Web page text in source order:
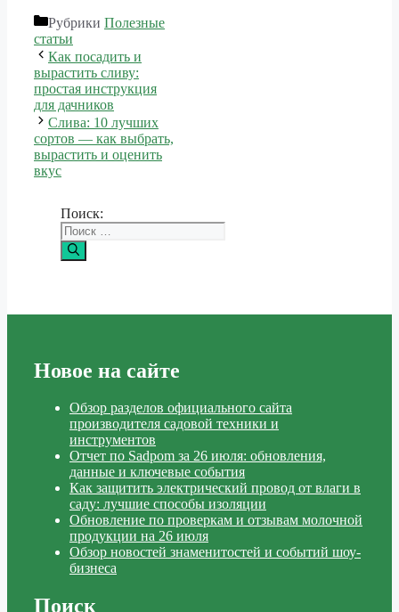
Рубрики Полезные
статьи
Как посадить и
вырастить сливу:
простая инструкция
для дачников
Слива: 10 лучших
сортов — как выбрать,
вырастить и оценить
вкус
Поиск:
Новое на сайте
Обзор разделов официального сайта
производителя садовой техники и
инструментов
Отчет по Sadpom за 26 июля: обновления,
данные и ключевые события
Как защитить электрический провод от влаги в
саду: лучшие способы изоляции
Обновление по проверкам и отзывам молочной
продукции на 26 июля
Обзор новостей знаменитостей и событий шоу-
бизнеса
Поиск